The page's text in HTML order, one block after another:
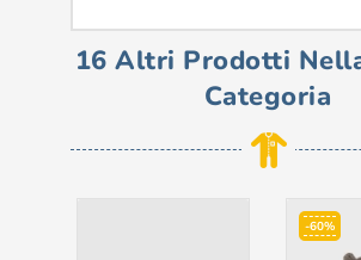
16 Altri Prodotti
Categoria
-60%